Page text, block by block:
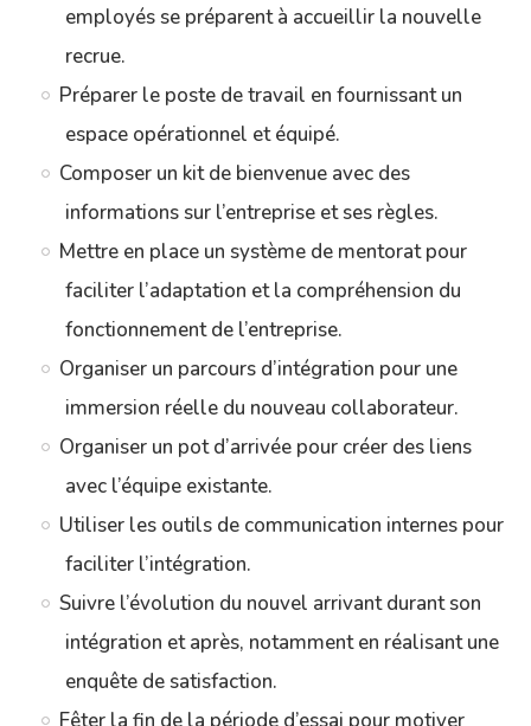
employés se préparent à accueillir la nouvelle
recrue.
Préparer le poste de travail en fournissant un
espace opérationnel et équipé.
Composer un kit de bienvenue avec des
informations sur l’entreprise et ses règles.
Mettre en place un système de mentorat pour
faciliter l’adaptation et la compréhension du
fonctionnement de l’entreprise.
Organiser un parcours d’intégration pour une
immersion réelle du nouveau collaborateur.
Organiser un pot d’arrivée pour créer des liens
avec l’équipe existante.
Utiliser les outils de communication internes pour
faciliter l’intégration.
Suivre l’évolution du nouvel arrivant durant son
intégration et après, notamment en réalisant une
enquête de satisfaction.